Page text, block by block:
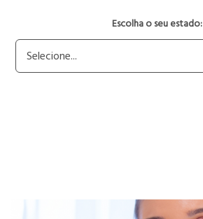
Escolha o seu estado: